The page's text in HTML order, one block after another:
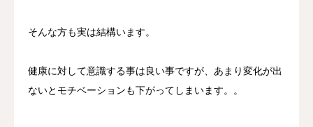
そんな方も実は結構います。
健康に対して意識する事は良い事ですが、あまり変化が出
ないとモチベーションも下がってしまいます。。